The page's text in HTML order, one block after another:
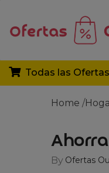
Todas las Ofertas
Home /
Ahorra
By Ofertas